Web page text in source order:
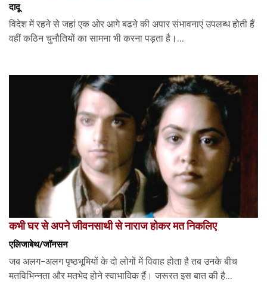
दादू
विदेश में रहने से जहां एक ओर आगे बढऩे की अपार संभावनाएं उपलब्ध होती हैं
वहीं कठिन चुनौतियों का सामना भी करना पड़ता है।...
कभी घर से अपने जीवनसाथी से नाराज होकर मत निकलिए
एलिजाबेथ/जॉनसन
जब अलग-अलग पृष्ठभूमियों के दो लोगों में विवाह होता है तब उनके बीच
मतविभिन्नता और मतभेद होने स्वाभाविक हैं। जरूरत इस बात की है...